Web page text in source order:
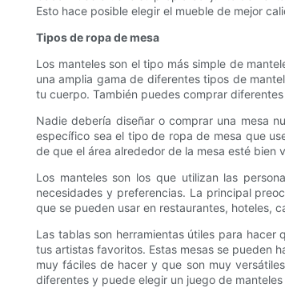
Esto hace posible elegir el mueble de mejor
Tipos de ropa de mesa
Los manteles son el tipo más simple de
una amplia gama de diferentes tipos de
tu cuerpo. También puedes comprar
Nadie debería diseñar o comprar una mesa
específico sea el tipo de ropa de mesa que
de que el área alrededor de la mesa esté bien
Los manteles son los que utilizan las
necesidades y preferencias. La principal
que se pueden usar en restaurantes, hoteles,
Las tablas son herramientas útiles para
tus artistas favoritos. Estas mesas se pueden
muy fáciles de hacer y que son muy
diferentes y puede elegir un juego de